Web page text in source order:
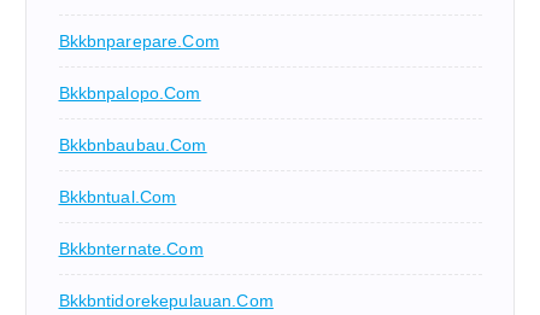
Bkkbnparepare.com
Bkkbnpalopo.com
Bkkbnbaubau.com
Bkkbntual.com
Bkkbnternate.com
Bkkbntidorekepulauan.com